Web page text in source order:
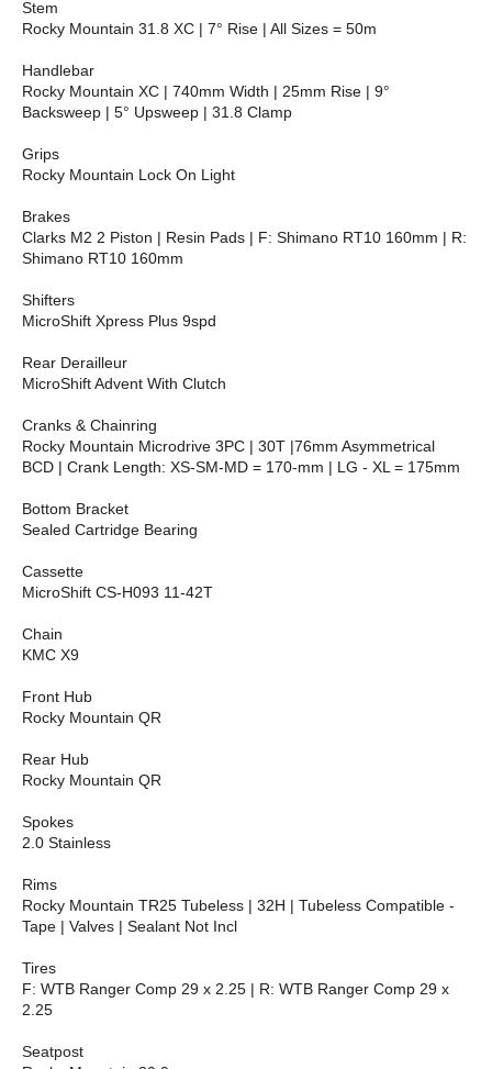
Stem
Rocky Mountain 31.8 XC | 7° Rise | All Sizes = 50m
Handlebar
Rocky Mountain XC | 740mm Width | 25mm Rise | 9°
Backsweep | 5° Upsweep | 31.8 Clamp
Grips
Rocky Mountain Lock On Light
Brakes
Clarks M2 2 Piston | Resin Pads | F: Shimano RT10 160mm | R:
Shimano RT10 160mm
Shifters
MicroShift Xpress Plus 9spd
Rear Derailleur
MicroShift Advent With Clutch
Cranks & Chainring
Rocky Mountain Microdrive 3PC | 30T |76mm Asymmetrical
BCD | Crank Length: XS-SM-MD = 170-mm | LG - XL = 175mm
Bottom Bracket
Sealed Cartridge Bearing
Cassette
MicroShift CS-H093 11-42T
Chain
KMC X9
Front Hub
Rocky Mountain QR
Rear Hub
Rocky Mountain QR
Spokes
2.0 Stainless
Rims
Rocky Mountain TR25 Tubeless | 32H | Tubeless Compatible -
Tape | Valves | Sealant Not Incl
Tires
F: WTB Ranger Comp 29 x 2.25 | R: WTB Ranger Comp 29 x
2.25
Seatpost